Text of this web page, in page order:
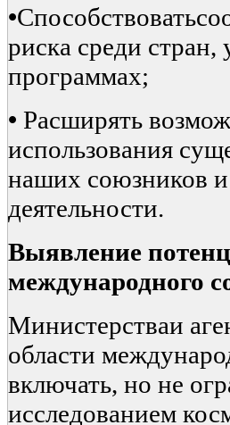
•
риска среди
программах;
• Расширять
использования
наших союзников и
деятельности.
Выявление
международного
Министерстваи
области
включать, но не
исследованием